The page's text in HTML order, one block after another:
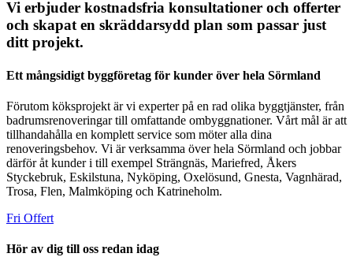
Vi erbjuder kostnadsfria konsultationer och offerter
och skapat en skräddarsydd plan som passar just
ditt projekt.
Ett mångsidigt byggföretag för kunder över hela Sörmland
Förutom köksprojekt är vi experter på en rad olika byggtjänster, från
badrumsrenoveringar till omfattande ombyggnationer. Vårt mål är att
tillhandahålla en komplett service som möter alla dina
renoveringsbehov. Vi är verksamma över hela Sörmland och jobbar
därför åt kunder i till exempel Strängnäs, Mariefred, Åkers
Styckebruk, Eskilstuna, Nyköping, Oxelösund, Gnesta, Vagnhärad,
Trosa, Flen, Malmköping och Katrineholm.
Fri Offert
Hör av dig till oss redan idag